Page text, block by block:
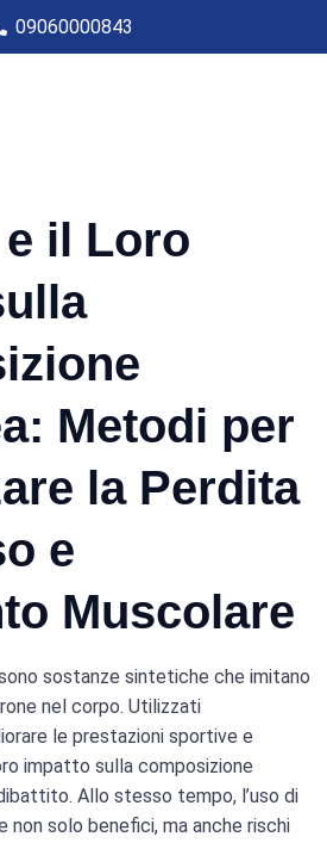
09060000843
il Loro
Metodi per
la Perdita
e
Muscolare
sostanze sintetiche che imitano
nel corpo. Utilizzati
le prestazioni sportive e
impatto sulla composizione
Allo stesso tempo, l’uso di
solo benefici, ma anche rischi